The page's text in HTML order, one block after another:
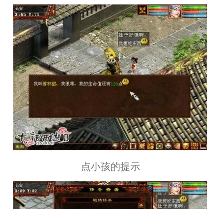
点小孩的提示